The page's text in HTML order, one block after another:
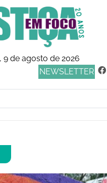
9 de agosto de 2026
NEWSLETTER